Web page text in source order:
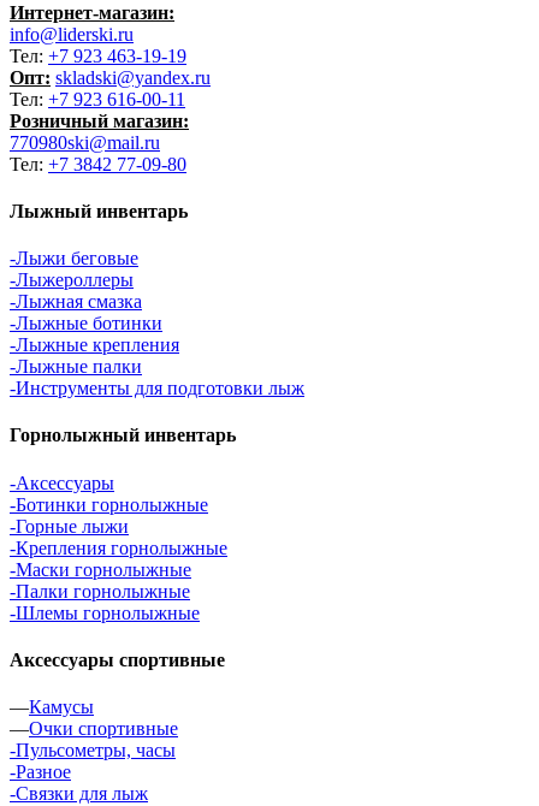
Интернет-магазин:
info@liderski.ru
Тел: +7 923 463-19-19
Опт: skladski@yandex.ru
Тел: +7 923 616-00-11
Розничный магазин:
770980ski@mail.ru
Тел: +7 3842 77-09-80
Лыжный инвентарь
-Лыжи беговые
-Лыжероллеры
-Лыжная смазка
-Лыжные ботинки
-Лыжные крепления
-Лыжные палки
-Инструменты для подготовки лыж
Горнолыжный инвентарь
-Аксессуары
-Ботинки горнолыжные
-Горные лыжи
-Крепления горнолыжные
-Маски горнолыжные
-Палки горнолыжные
-Шлемы горнолыжные
Аксессуары спортивные
—Камусы
—Очки спортивные
-Пульсометры, часы
-Разное
-Связки для лыж